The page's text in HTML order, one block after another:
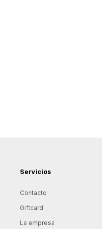
Servicios
Contacto
Giftcard
La empresa